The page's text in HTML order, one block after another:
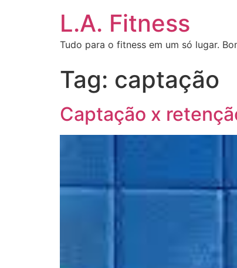
L.A. Fitness
Tudo para o fitness em um só lugar.
Tag: captação
Captação x